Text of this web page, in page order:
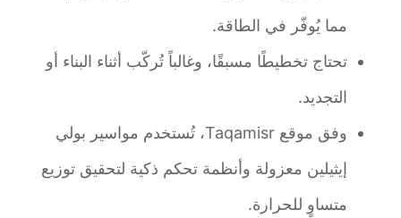
مما يُوفّر في الطاقة.
تحتاج تخطيطًا مسبقًا، وغالباً تُركّب أثناء البناء أو
التجديد.
وفق موقع Taqamisr، تُستخدم مواسير بولي
إيثيلين معزولة وأنظمة تحكم ذكية لتحقيق توزيع
متساوٍ للحرارة.